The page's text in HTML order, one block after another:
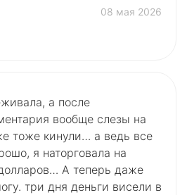
08 мая 2026
а после
вообще слезы на
тоже кинули… а ведь все
я наторговала на
А теперь даже
три дня деньги висели в